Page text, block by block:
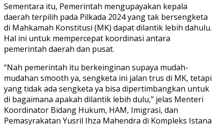
Sementara itu, Pemerintah mengupayakan kepala
daerah terpilih pada Pilkada 2024 yang tak bersengketa
di Mahkamah Konstitusi (MK) dapat dilantik lebih dahulu.
Hal ini untuk mempercepat koordinasi antara
pemerintah daerah dan pusat.
“Nah pemerintah itu berkeinginan supaya mudah-
mudahan smooth ya, sengketa ini jalan trus di MK, tetapi
yang tidak ada sengketa ya bisa dipertimbangkan untuk
di bagaimana apakah dilantik lebih dulu,” jelas Menteri
Koordinator Bidang Hukum, HAM, Imigrasi, dan
Pemasyrakatan Yusril Ihza Mahendra di Kompleks Istana